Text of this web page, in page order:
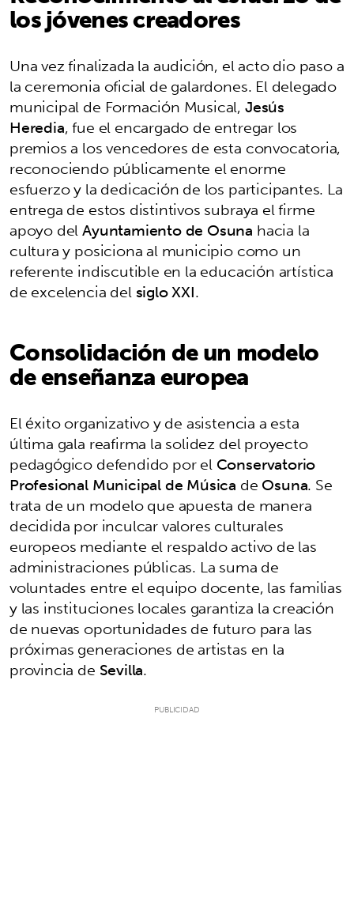
los jóvenes creadores
Una vez finalizada la audición, el acto dio paso a
la ceremonia oficial de galardones. El delegado
municipal de Formación Musical,Jesús
Heredia, fue el encargado de entregar los
premios a los vencedores de esta convocatoria,
reconociendo públicamente el enorme
esfuerzo y la dedicación de los participantes. La
entrega de estos distintivos subraya el firme
apoyo delAyuntamiento de Osuna hacia la
cultura y posiciona al municipio como un
referente indiscutible en la educación artística
de excelencia delsiglo XXI.
Consolidación de un modelo
de enseñanza europea
El éxito organizativo y de asistencia a esta
última gala reafirma la solidez del proyecto
pedagógico defendido por elConservatorio
Profesional Municipal de Música deOsuna. Se
trata de un modelo que apuesta de manera
decidida por inculcar valores culturales
europeos mediante el respaldo activo de las
administraciones públicas. La suma de
voluntades entre el equipo docente, las familias
y las instituciones locales garantiza la creación
de nuevas oportunidades de futuro para las
próximas generaciones de artistas en la
provincia de Sevilla.